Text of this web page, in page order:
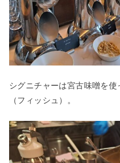
シグニチャーは宮古味噌を
（フィッシュ）。